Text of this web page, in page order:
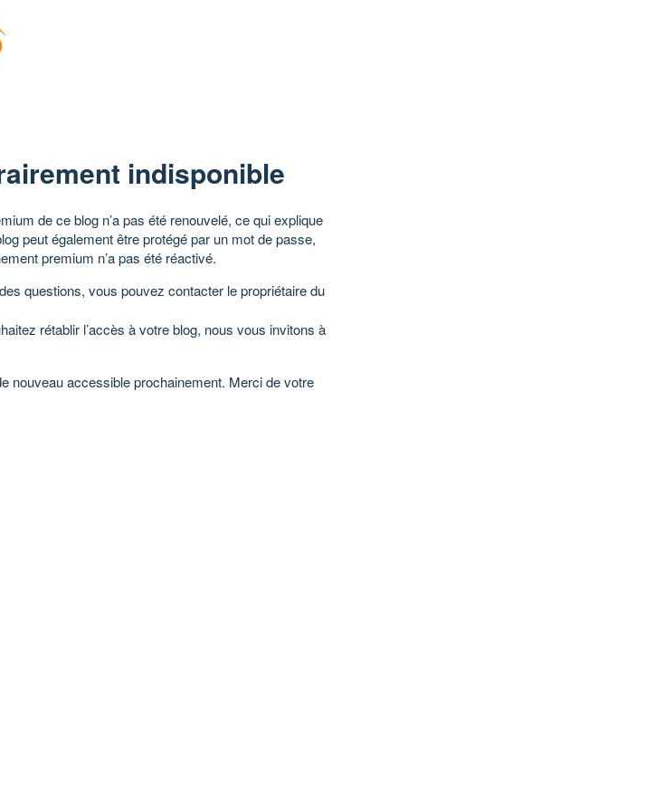
indisponible
de ce blog n’a pas été renouvelé, ce qui explique
peut également être protégé par un mot de passe,
premium n’a pas été réactivé.
questions, vous pouvez contacter le propriétaire du
rétablir l’accès à votre blog, nous vous invitons à
nouveau accessible prochainement. Merci de votre